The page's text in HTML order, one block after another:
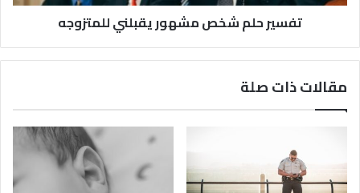
تفسير حلم شخص مشهور يقبلني للمتزوجه
مقالات ذات صلة